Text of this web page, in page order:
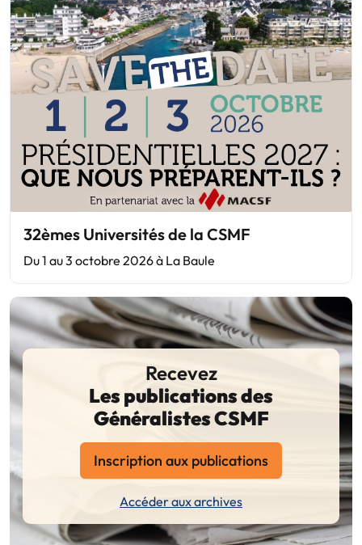
32èmes Universités de la CSMF
Du 1 au 3 octobre 2026 à La Baule
Recevez
Les publications des
Généralistes CSMF
Inscription aux publications
Accéder aux archives